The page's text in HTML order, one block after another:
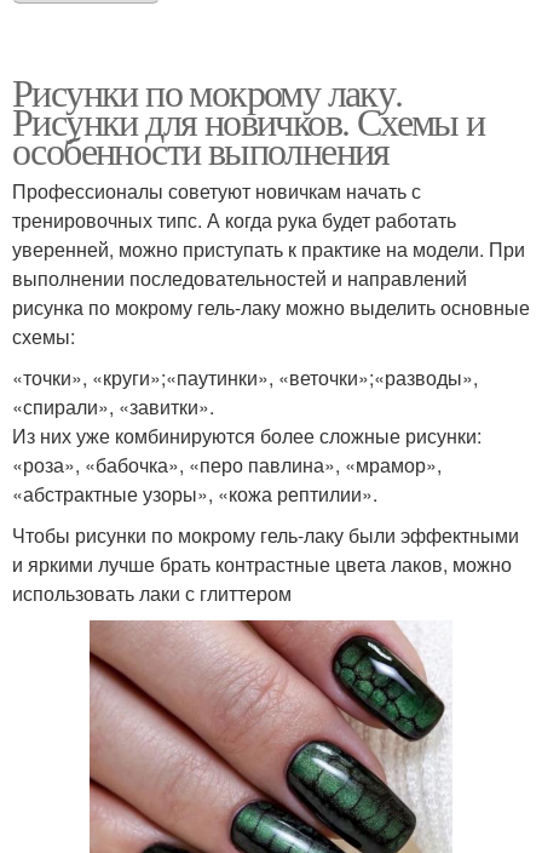
Рисунки по мокрому лаку.
Рисунки для новичков. Схемы и
особенности выполнения
Профессионалы советуют новичкам начать с
тренировочных типс. А когда рука будет работать
уверенней, можно приступать к практике на модели. При
выполнении последовательностей и направлений
рисунка по мокрому гель-лаку можно выделить основные
схемы:
«точки», «круги»;«паутинки», «веточки»;«разводы»,
«спирали», «завитки».
Из них уже комбинируются более сложные рисунки:
«роза», «бабочка», «перо павлина», «мрамор»,
«абстрактные узоры», «кожа рептилии».
Чтобы рисунки по мокрому гель-лаку были эффектными
и яркими лучше брать контрастные цвета лаков, можно
использовать лаки с глиттером